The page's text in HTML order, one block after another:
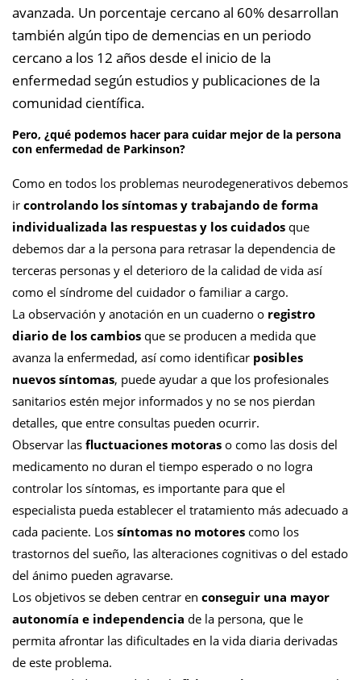
avanzada. Un porcentaje cercano al 60% desarrollan
también algún tipo de demencias en un periodo
cercano a los 12 años desde el inicio de la
enfermedad según estudios y publicaciones de la
comunidad científica.
Pero, ¿qué podemos hacer para cuidar mejor de la persona
con enfermedad de Parkinson?
Como en todos los problemas neurodegenerativos debemos
ir controlando los síntomas y trabajando de forma
individualizada las respuestas y los cuidados que
debemos dar a la persona para retrasar la dependencia de
terceras personas y el deterioro de la calidad de vida así
como el síndrome del cuidador o familiar a cargo.
La observación y anotación en un cuaderno o registro
diario de los cambios que se producen a medida que
avanza la enfermedad, así como identificar posibles
nuevos síntomas, puede ayudar a que los profesionales
sanitarios estén mejor informados y no se nos pierdan
detalles, que entre consultas pueden ocurrir.
Observar las fluctuaciones motoras o como las dosis del
medicamento no duran el tiempo esperado o no logra
controlar los síntomas, es importante para que el
especialista pueda establecer el tratamiento más adecuado a
cada paciente. Los síntomas no motores como los
trastornos del sueño, las alteraciones cognitivas o del estado
del ánimo pueden agravarse.
Los objetivos se deben centrar en conseguir una mayor
autonomía e independencia de la persona, que le
permita afrontar las dificultades en la vida diaria derivadas
de este problema.